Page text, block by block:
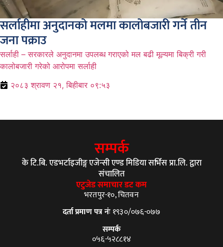
सर्लाहीमा अनुदानको मलमा कालोबजारी गर्ने तीन
जना पक्राउ
सर्लाही – सरकारले अनुदानमा उपलब्ध गराएको मल बढी मूल्यमा बिक्री गरी
कालोबजारी गरेको आरोपमा सर्लाही
२०८३ श्रावण २१, बिहीबार ०९:५३
सम्पर्क
के टि.बि. एडभर्टाइजीङ्ग एजेन्सी एण्ड मिडिया सर्भिस प्रा.लि. द्वारा
संचालित
एटुजेड समाचार डट कम
भरतपुर-१०, चितवन
दर्ता प्रमाण पत्र नंः१९३०/०७६-०७७
सम्पर्क
०५६-५२८८१४